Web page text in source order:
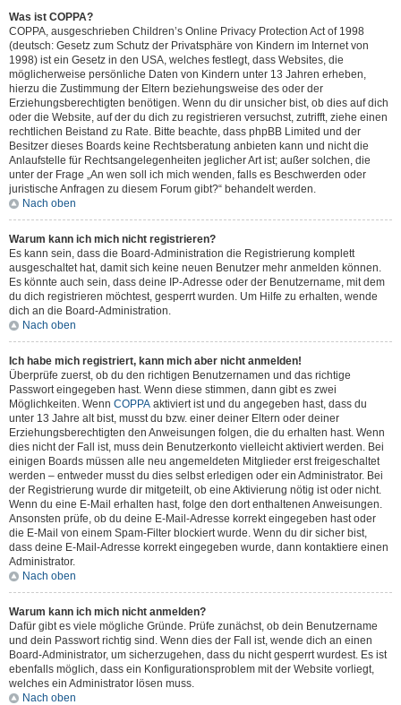
Was ist COPPA?
COPPA, ausgeschrieben Children’s Online Privacy Protection Act of 1998
(deutsch: Gesetz zum Schutz der Privatsphäre von Kindern im Internet von
1998) ist ein Gesetz in den USA, welches festlegt, dass Websites, die
möglicherweise persönliche Daten von Kindern unter 13 Jahren erheben,
hierzu die Zustimmung der Eltern beziehungsweise des oder der
Erziehungsberechtigten benötigen. Wenn du dir unsicher bist, ob dies auf dich
oder die Website, auf der du dich zu registrieren versuchst, zutrifft, ziehe einen
rechtlichen Beistand zu Rate. Bitte beachte, dass phpBB Limited und der
Besitzer dieses Boards keine Rechtsberatung anbieten kann und nicht die
Anlaufstelle für Rechtsangelegenheiten jeglicher Art ist; außer solchen, die
unter der Frage „An wen soll ich mich wenden, falls es Beschwerden oder
juristische Anfragen zu diesem Forum gibt?“ behandelt werden.
Nach oben
Warum kann ich mich nicht registrieren?
Es kann sein, dass die Board-Administration die Registrierung komplett
ausgeschaltet hat, damit sich keine neuen Benutzer mehr anmelden können.
Es könnte auch sein, dass deine IP-Adresse oder der Benutzername, mit dem
du dich registrieren möchtest, gesperrt wurden. Um Hilfe zu erhalten, wende
dich an die Board-Administration.
Nach oben
Ich habe mich registriert, kann mich aber nicht anmelden!
Überprüfe zuerst, ob du den richtigen Benutzernamen und das richtige
Passwort eingegeben hast. Wenn diese stimmen, dann gibt es zwei
Möglichkeiten. Wenn COPPA aktiviert ist und du angegeben hast, dass du
unter 13 Jahre alt bist, musst du bzw. einer deiner Eltern oder deiner
Erziehungsberechtigten den Anweisungen folgen, die du erhalten hast. Wenn
dies nicht der Fall ist, muss dein Benutzerkonto vielleicht aktiviert werden. Bei
einigen Boards müssen alle neu angemeldeten Mitglieder erst freigeschaltet
werden – entweder musst du dies selbst erledigen oder ein Administrator. Bei
der Registrierung wurde dir mitgeteilt, ob eine Aktivierung nötig ist oder nicht.
Wenn du eine E-Mail erhalten hast, folge den dort enthaltenen Anweisungen.
Ansonsten prüfe, ob du deine E-Mail-Adresse korrekt eingegeben hast oder
die E-Mail von einem Spam-Filter blockiert wurde. Wenn du dir sicher bist,
dass deine E-Mail-Adresse korrekt eingegeben wurde, dann kontaktiere einen
Administrator.
Nach oben
Warum kann ich mich nicht anmelden?
Dafür gibt es viele mögliche Gründe. Prüfe zunächst, ob dein Benutzername
und dein Passwort richtig sind. Wenn dies der Fall ist, wende dich an einen
Board-Administrator, um sicherzugehen, dass du nicht gesperrt wurdest. Es ist
ebenfalls möglich, dass ein Konfigurationsproblem mit der Website vorliegt,
welches ein Administrator lösen muss.
Nach oben